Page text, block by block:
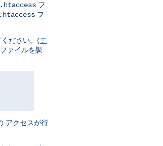
.htaccess フ
.htaccess フ
ださい。(デ
ァイルを調
アクセスが行